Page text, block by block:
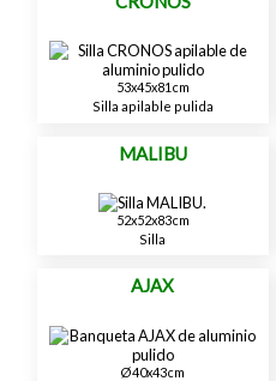
53x45x81cm
Silla apilable pulida
MALIBU
52x52x83cm
Silla
AJAX
Ø40x43cm